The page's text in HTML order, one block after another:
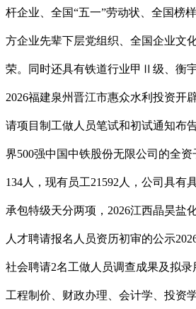
杆企业、全国“五一”劳动状、全国榜
方企业先辈下层党组织、全国企业文
荣。同时还具有铁道行业甲Ⅱ级、衡
2026福建泉州晋江市惠众水利投资开
请项目制工做人员笔试和初试通知布
界500强中国中铁股份无限公司的全
134人，现有员工21592人，公司具有
承包特级天分两项，2026江西晶昊盐
人才聘请报名人员资历初审的公示
社会聘请2名工做人员调查成果及拟录
工程制价、财政办理、会计学、投资